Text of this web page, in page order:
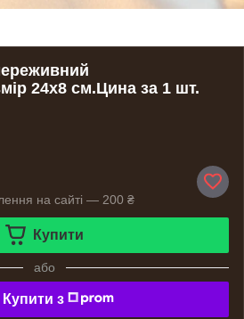
24х8 см.Цина за 1 шт.
на сайті — 200 ₴
Купити
або
Купити з